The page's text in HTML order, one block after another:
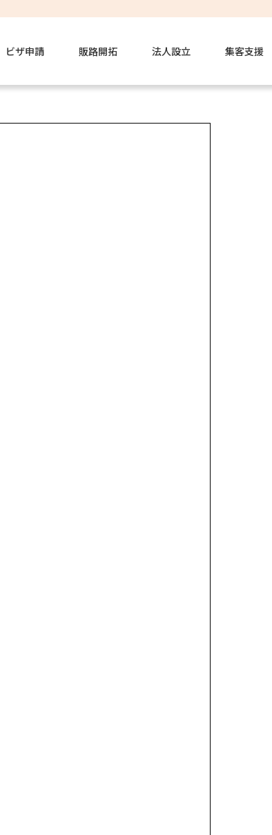
ビザ申請 販路開拓 法人設立 集客支援